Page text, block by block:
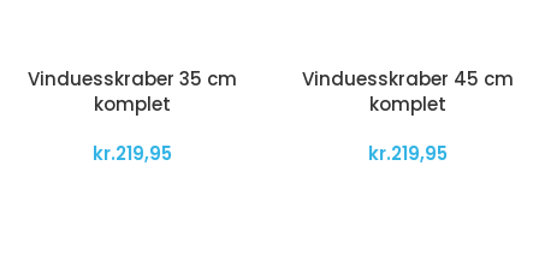
Vinduesskraber 35 cm
komplet
kr.219,95
Vinduesskraber 45 cm
komplet
kr.219,95